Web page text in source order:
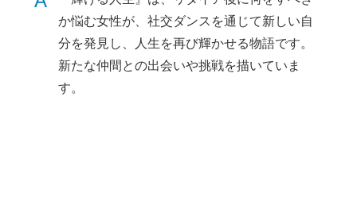
か悩む女性が、社交ダンスを通じて新しい自
分を発見し、人生を再び輝かせる物語です。
新たな仲間との出会いや挑戦を描いていま
す。